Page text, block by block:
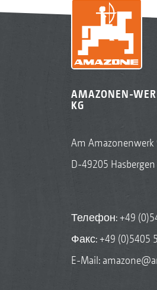
AMAZONEN-
KG
Am Amazonenwerk
D-49205
Телефон:+49
Факс: +49 (0)5405
E-Mail: